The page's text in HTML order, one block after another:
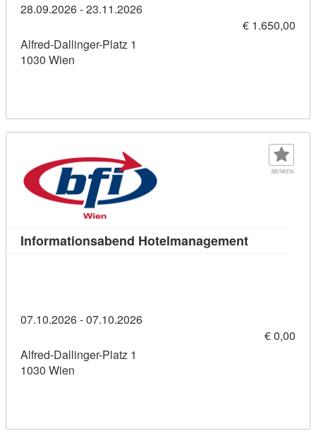
28.09.2026 - 23.11.2026
€ 1.650,00
Alfred-Dallinger-Platz 1
1030 Wien
MERKEN
Informationsabend HotelmanagementKursdetail:
07.10.2026 - 07.10.2026
€ 0,00
Alfred-Dallinger-Platz 1
1030 Wien